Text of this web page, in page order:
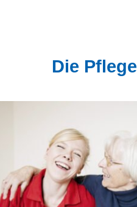
Die Pflege